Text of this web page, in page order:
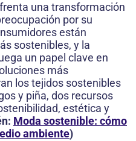
una transformación
por su
están
sostenibles, y la
un papel clave en
más
los tejidos sostenibles
y piña, dos recursos
estética y
Moda sostenible: cómo
ambiente)